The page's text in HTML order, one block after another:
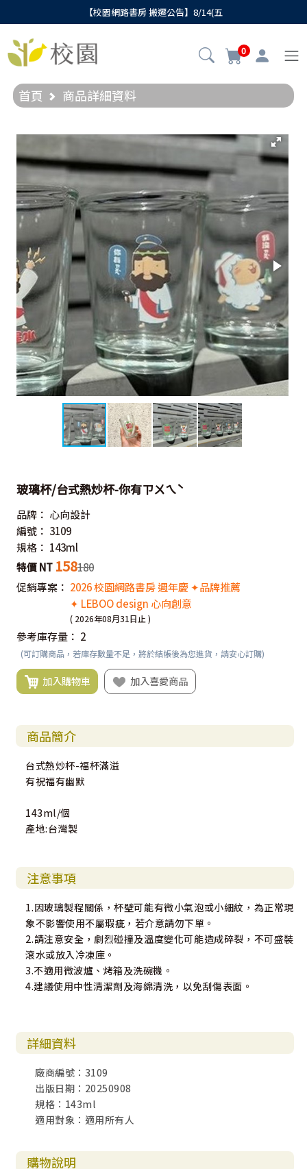
【校園網路書房 搬遷公告】8/14(五
0
首頁 商品詳細資料
玻璃杯/台式熱炒杯-你有ㄗㄨㄟˋ
品牌： 心向設計
編號： 3109
規格： 143ml
特價 NT 158180
促銷專案： 2026 校園網路書房 週年慶 ✦品牌推薦
✦ LEBOO design 心向創意
( 2026年08月31日止 )
參考庫存量： 2
(可訂購商品，若庫存數量不足，將於結帳後為您進貨，請安心訂購)
加入購物車 加入喜愛商品
商品簡介
台式熱炒杯-福杯滿溢
有祝福有幽默
143ml/個
產地:台灣製
注意事項
1.因玻璃製程關係，杯壁可能有微小氣泡或小細紋，為正常現
象不影響使用不屬瑕疵，若介意請勿下單。
2.請注意安全，劇烈碰撞及溫度變化可能造成碎裂，不可盛裝
滾水或放入冷凍庫。
3.不適用微波爐、烤箱及洗碗機。
4.建議使用中性清潔劑及海綿清洗，以免刮傷表面。
詳細資料
廠商編號：3109
出版日期：20250908
規格：143ml
適用對象：適用所有人
購物說明